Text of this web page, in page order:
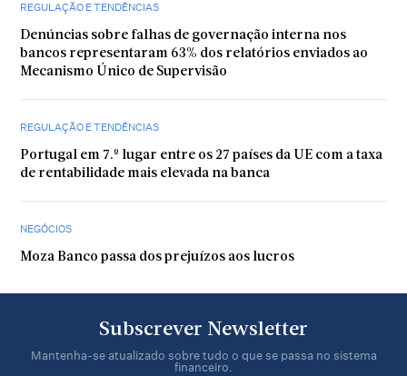
REGULAÇÃO E TENDÊNCIAS
Denúncias sobre falhas de governação interna nos
bancos representaram 63% dos relatórios enviados ao
Mecanismo Único de Supervisão
REGULAÇÃO E TENDÊNCIAS
Portugal em 7.º lugar entre os 27 países da UE com a taxa
de rentabilidade mais elevada na banca
NEGÓCIOS
Moza Banco passa dos prejuízos aos lucros
Subscrever Newsletter
Mantenha-se atualizado sobre tudo o que se passa no sistema
financeiro.